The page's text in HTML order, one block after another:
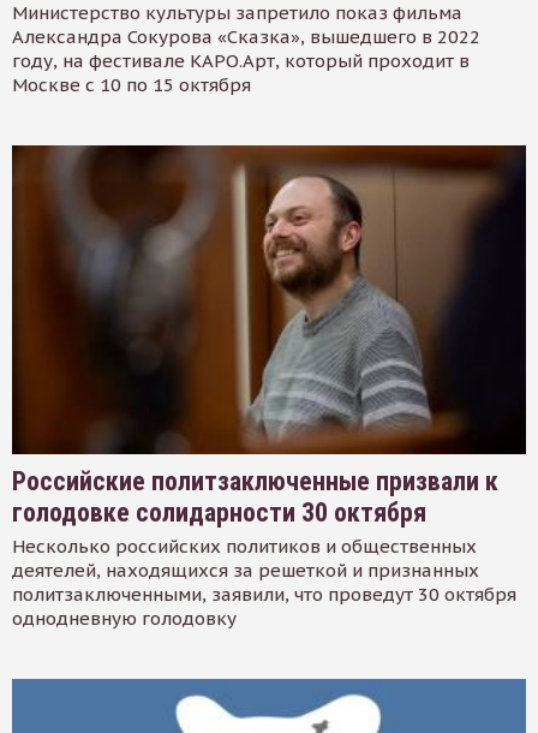
Министерство культуры запретило показ фильма
Александра Сокурова «Сказка», вышедшего в 2022
году, на фестивале КАРО.Арт, который проходит в
Москве с 10 по 15 октября
Российские политзаключенные призвали к
голодовке солидарности 30 октября
Несколько российских политиков и общественных
деятелей, находящихся за решеткой и признанных
политзаключенными, заявили, что проведут 30 октября
однодневную голодовку